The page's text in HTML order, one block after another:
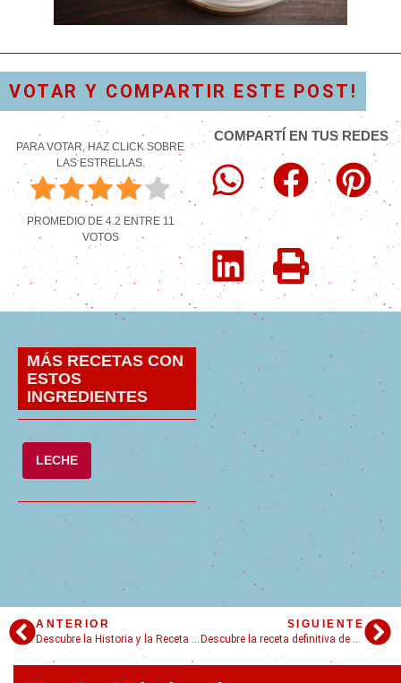
VOTAR Y COMPARTIR ESTE POST!
PARA VOTAR, HAZ CLICK SOBRE
LAS ESTRELLAS.
PROMEDIO DE 4.2 ENTRE 11
VOTOS
COMPARTÍ EN TUS REDES
MÁS RECETAS CON
ESTOS
INGREDIENTES
LECHE
ANTERIOR
Descubre la Historia y la Receta de los Originales Tacos Árabes Mexicanos
SIGUIENTE
Descubre la receta definitiva de Smores: el postre ideal para cualquier ocasión